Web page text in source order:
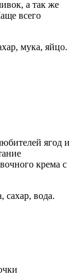
а так же
всего
мука, яйцо.
ягод и
крема с
сахар, вода.